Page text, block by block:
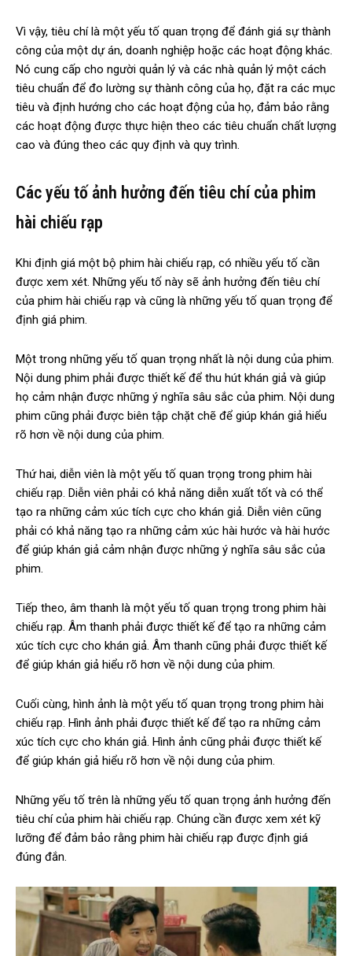
Vì vậy, tiêu chí là một yếu tố quan trọng để đánh giá sự thành
công của một dự án, doanh nghiệp hoặc các hoạt động khác.
Nó cung cấp cho người quản lý và các nhà quản lý một cách
tiêu chuẩn để đo lường sự thành công của họ, đặt ra các mục
tiêu và định hướng cho các hoạt động của họ, đảm bảo rằng
các hoạt động được thực hiện theo các tiêu chuẩn chất lượng
cao và đúng theo các quy định và quy trình.
Các yếu tố ảnh hưởng đến tiêu chí của phim
hài chiếu rạp
Khi định giá một bộ phim hài chiếu rạp, có nhiều yếu tố cần
được xem xét. Những yếu tố này sẽ ảnh hưởng đến tiêu chí
của phim hài chiếu rạp và cũng là những yếu tố quan trọng để
định giá phim.
Một trong những yếu tố quan trọng nhất là nội dung của phim.
Nội dung phim phải được thiết kế để thu hút khán giả và giúp
họ cảm nhận được những ý nghĩa sâu sắc của phim. Nội dung
phim cũng phải được biên tập chặt chẽ để giúp khán giả hiểu
rõ hơn về nội dung của phim.
Thứ hai, diễn viên là một yếu tố quan trọng trong phim hài
chiếu rạp. Diễn viên phải có khả năng diễn xuất tốt và có thể
tạo ra những cảm xúc tích cực cho khán giả. Diễn viên cũng
phải có khả năng tạo ra những cảm xúc hài hước và hài hước
để giúp khán giả cảm nhận được những ý nghĩa sâu sắc của
phim.
Tiếp theo, âm thanh là một yếu tố quan trọng trong phim hài
chiếu rạp. Âm thanh phải được thiết kế để tạo ra những cảm
xúc tích cực cho khán giả. Âm thanh cũng phải được thiết kế
để giúp khán giả hiểu rõ hơn về nội dung của phim.
Cuối cùng, hình ảnh là một yếu tố quan trọng trong phim hài
chiếu rạp. Hình ảnh phải được thiết kế để tạo ra những cảm
xúc tích cực cho khán giả. Hình ảnh cũng phải được thiết kế
để giúp khán giả hiểu rõ hơn về nội dung của phim.
Những yếu tố trên là những yếu tố quan trọng ảnh hưởng đến
tiêu chí của phim hài chiếu rạp. Chúng cần được xem xét kỹ
lưỡng để đảm bảo rằng phim hài chiếu rạp được định giá
đúng đắn.